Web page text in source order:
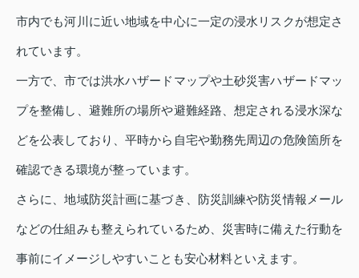
市内でも河川に近い地域を中心に一定の浸水リスクが想定さ
れています。
一方で、市では洪水ハザードマップや土砂災害ハザードマッ
プを整備し、避難所の場所や避難経路、想定される浸水深な
どを公表しており、平時から自宅や勤務先周辺の危険箇所を
確認できる環境が整っています。
さらに、地域防災計画に基づき、防災訓練や防災情報メール
などの仕組みも整えられているため、災害時に備えた行動を
事前にイメージしやすいことも安心材料といえます。